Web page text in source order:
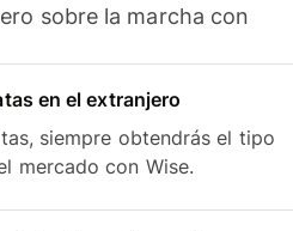
sobre la marcha con
en el extranjero
siempre obtendrás el tipo
mercado con Wise.